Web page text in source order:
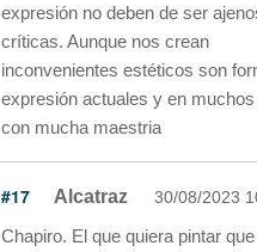
expresión no deben de ser
críticas. Aunque nos crean
inconvenientes estéticos son
expresión actuales y en
con mucha maestria
#17 Alcatraz 30/08/2023
Chapiro. El que quiera pintar